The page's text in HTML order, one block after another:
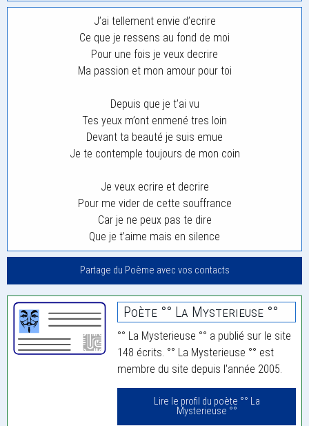
J’ai tellement envie d’ecrire
Ce que je ressens au fond de moi
Pour une fois je veux decrire
Ma passion et mon amour pour toi
Depuis que je t’ai vu
Tes yeux m’ont enmené tres loin
Devant ta beauté je suis emue
Je te contemple toujours de mon coin
Je veux ecrire et decrire
Pour me vider de cette souffrance
Car je ne peux pas te dire
Que je t’aime mais en silence
Partage du Poème avec vos contacts
Poète °° La Mysterieuse °°
°° La Mysterieuse °° a publié sur le site
148 écrits. °° La Mysterieuse °° est
membre du site depuis l'année 2005.
Lire le profil du poète °° La
Mysterieuse °°